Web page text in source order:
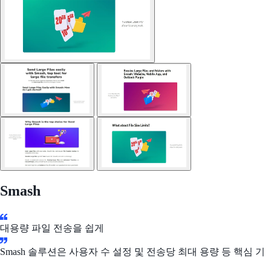
Smash
대용량 파일 전송을 쉽게
Smash 솔루션은 사용자 수 설정 및 전송당 최대 용량 등 핵심 기